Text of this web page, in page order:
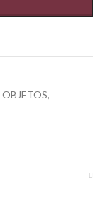
OBJETOS,